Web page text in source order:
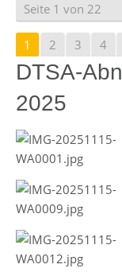
Seite 1 von 22
1 2 3 4
DTSA-
2025